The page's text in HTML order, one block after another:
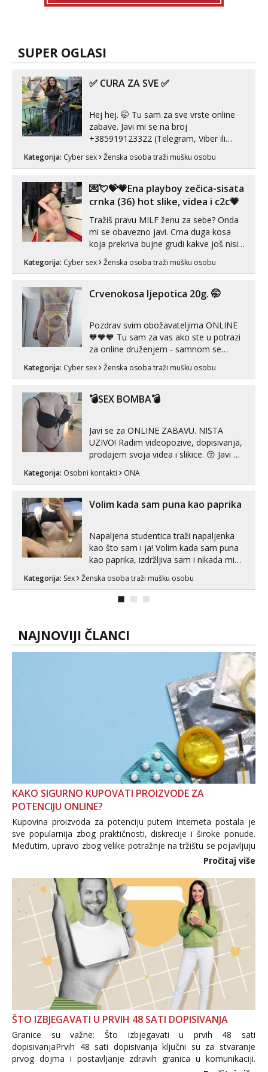
SUPER OGLASI
✅ CURA ZA SVE ✅
Hej hej. 🤭 Tu sam za sve vrste online
zabave. Javi mi se na broj
+385919123322 (Telegram, Viber ili
Whatsapp). 🤙 NE javljaj se na uzivo.
Hvala.
Kategorija: Cyber sex Ženska osoba traži mušku osobu
💌💘💝💗Ena playboy zečica-sisata
crnka (36) hot slike, videa i c2c💗
Tražiš pravu MILF ženu za sebe? Onda
mi se obavezno javi. Crna duga kosa
koja prekriva bujne grudi kakve još nisi
vidio, čista ŠESTICA! A usne? O usnama
bolje da ni ne pričam. Prave pune usne
vjeruj mi, takve još nisi vidio. Uvijek sam
spremna za ONLOINE zabavu...
Kategorija: Cyber sex Ženska osoba traži mušku osobu
Crvenokosa ljepotica 20g. 🤭
Pozdrav svim obožavateljima ONLINE
🧡🧡🧡 Tu sam za vas ako ste u potrazi
za online druženjem - samnom se
možete zabaviti preko videopoziva, ili
ako vam nisam dovoljna radim i u paru i
😉 Radim i vruća tipkanja uz slike i hot
Kategorija: Cyber sex Ženska osoba traži mušku osobu
💣SEX BOMBA💣
Javi se za ONLINE ZABAVU. NISTA
UZIVO! Radim videopozive, dopisivanja,
prodajem svoja videa i slikice. 😚 Javi mi
Telegram. +385 91 723 0045
Kategorija: Osobni kontakti ONA
Volim kada sam puna kao paprika
Napaljena studentica traži napaljenka
kao što sam i ja! Volim kada sam puna
kao paprika, izdržljiva sam i nikada mi
puta dnevno bilo kad i bilo gdje zato se
javi što prije da me isprobaš Klikni na
Kategorija: Sex Ženska osoba traži mušku osobu
NAJNOVIJI ČLANCI
KAKO SIGURNO KUPOVATI PROIZVODE ZA
POTENCIJU ONLINE?
Kupovina proizvoda za potenciju putem interneta postala je
sve popularnija zbog praktičnosti, diskrecije i široke ponude.
Međutim, upravo zbog velike potražnje na tržištu se pojavljuju
i brojni krivotvoreni proizvodi, nepouzdane internetske
Pročitaj više
ŠTO IZBJEGAVATI U PRVIH 48 SATI DOPISIVANJA
Granice su važne: Što izbjegavati u prvih 48 sati
dopisivanjaPrvih 48 sati dopisivanja ključni su za stvaranje
prvog dojma i postavljanje zdravih granica u komunikaciji.